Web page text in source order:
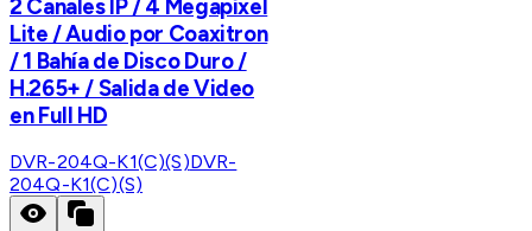
2 Canales IP / 4 Megapíxel
Lite / Audio por Coaxitron
/ 1 Bahía de Disco Duro /
H.265+ / Salida de Video
en Full HD
DVR-204Q-K1(C)(S)DVR-
204Q-K1(C)(S)